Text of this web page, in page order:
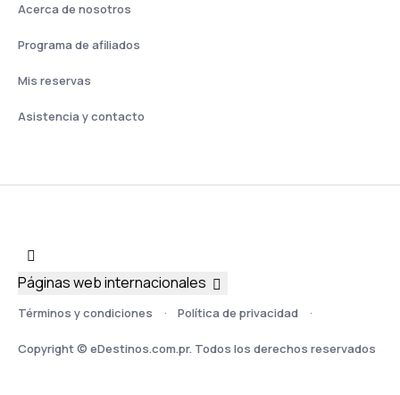
Acerca de nosotros
Programa de afiliados
Mis reservas
Asistencia y contacto
Términos y condiciones Política de privacidad
Copyright © eDestinos.com.pr. Todos los derechos reservados
Páginas web internacionales